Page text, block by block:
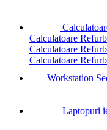
Calculatoare
Calculatoare
Calculatoare
Workstation
Laptopuri